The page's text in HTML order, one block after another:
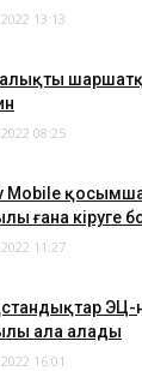
13:13
08:25
Mobile
ғана кіруге
11:27
ала алады
16:01